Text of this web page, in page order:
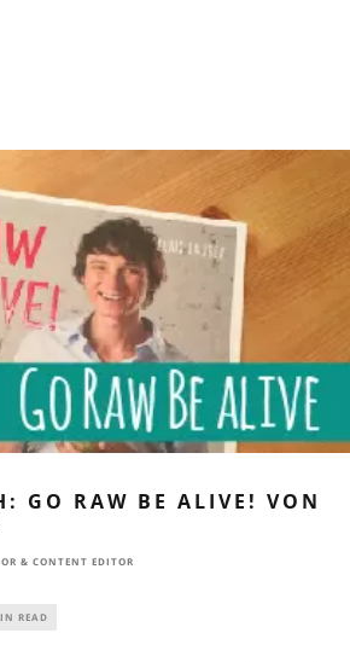
GO RAW BE ALIVE! VON
& CONTENT EDITOR
READ